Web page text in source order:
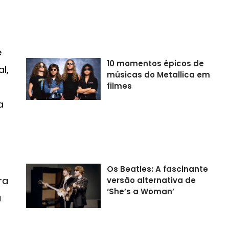
10 momentos épicos de
músicas do Metallica em
filmes
Os Beatles: A fascinante
versão alternativa de
‘She’s a Woman’